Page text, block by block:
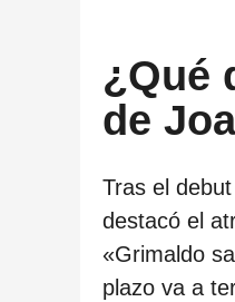
¿Qué
de
Tras el
destacó el
«Grimaldo
plazo va a